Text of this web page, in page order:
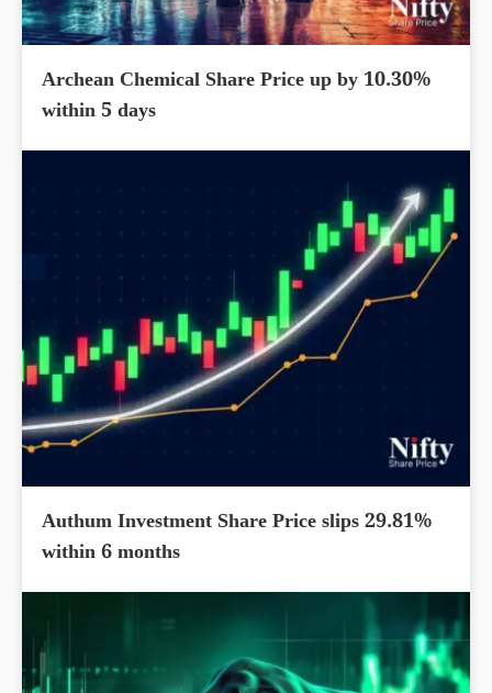
Archean Chemical Share Price up by 10.30%
within 5 days
Authum Investment Share Price slips 29.81%
within 6 months